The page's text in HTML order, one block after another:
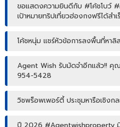
ขอแสดงความยินดีกับ #โค้ชโบว์ #คุณอรพรรณ จันทร์ชุม พิชิต
เป้าหมายทริปเที่ยวฮ่องกงฟรีได้สำเ
โค้ชหนุ่ม แชร์หัวข้อการลงพื้นที่หาลิ
Agent Wish รับมัดจำอีกแล้ว!!
954-5428
วิชพร็อพเพอร์ตี้ ประชุมหารือเชิงก